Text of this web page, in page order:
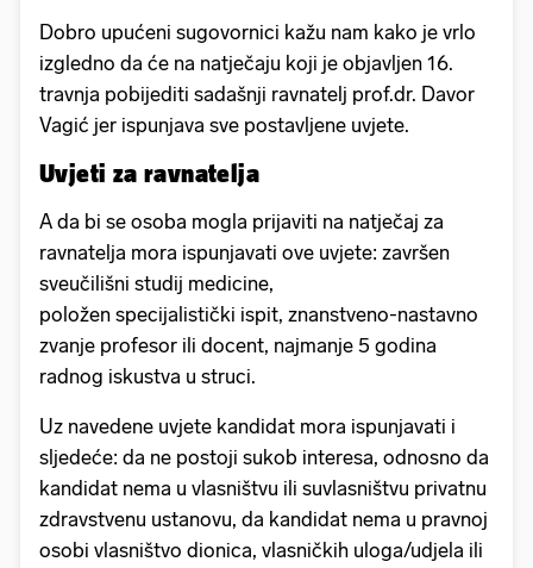
Dobro upućeni sugovornici kažu nam kako je vrlo
izgledno da će na natječaju koji je objavljen 16.
travnja pobijediti sadašnji ravnatelj prof.dr. Davor
Vagić jer ispunjava sve postavljene uvjete.
Uvjeti za ravnatelja
A da bi se osoba mogla prijaviti na natječaj za
ravnatelja mora ispunjavati ove uvjete: završen
sveučilišni studij medicine,
položen specijalistički ispit, znanstveno-nastavno
zvanje profesor ili docent, najmanje 5 godina
radnog iskustva u struci.
Uz navedene uvjete kandidat mora ispunjavati i
sljedeće: da ne postoji sukob interesa, odnosno da
kandidat nema u vlasništvu ili suvlasništvu privatnu
zdravstvenu ustanovu, da kandidat nema u pravnoj
osobi vlasništvo dionica, vlasničkih uloga/udjela ili